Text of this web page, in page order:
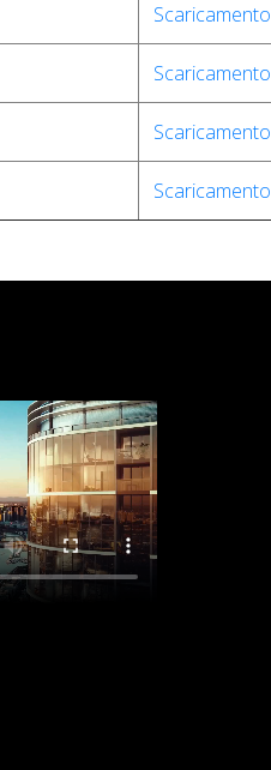
Scaricamento
Scaricamento
Scaricamento
Scaricamento